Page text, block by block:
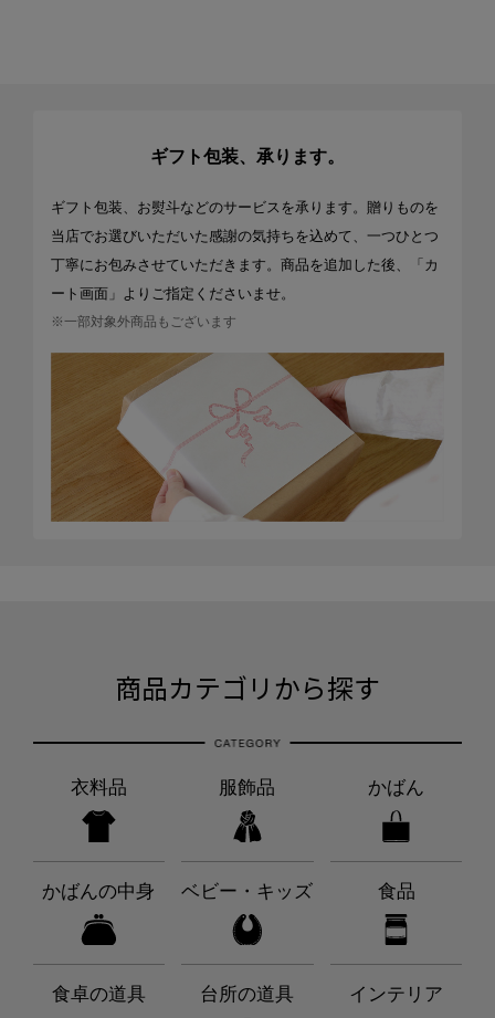
ギフト包装、承ります。
ギフト包装、お熨斗などのサービスを承ります。贈りものを
当店でお選びいただいた感謝の気持ちを込めて、一つひとつ
丁寧にお包みさせていただきます。商品を追加した後、「カ
ート画面」よりご指定くださいませ。
※一部対象外商品もございます
商品カテゴリから探す
衣料品 服飾品 かばん
かばんの中身 ベビー・キッズ 食品
食卓の道具 台所の道具 インテリア